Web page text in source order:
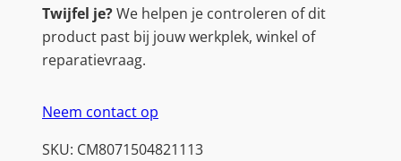
Twijfel je?We helpen je controleren of dit
product past bij jouw werkplek, winkel of
reparatievraag.
Neem contact op
SKU: CM8071504821113